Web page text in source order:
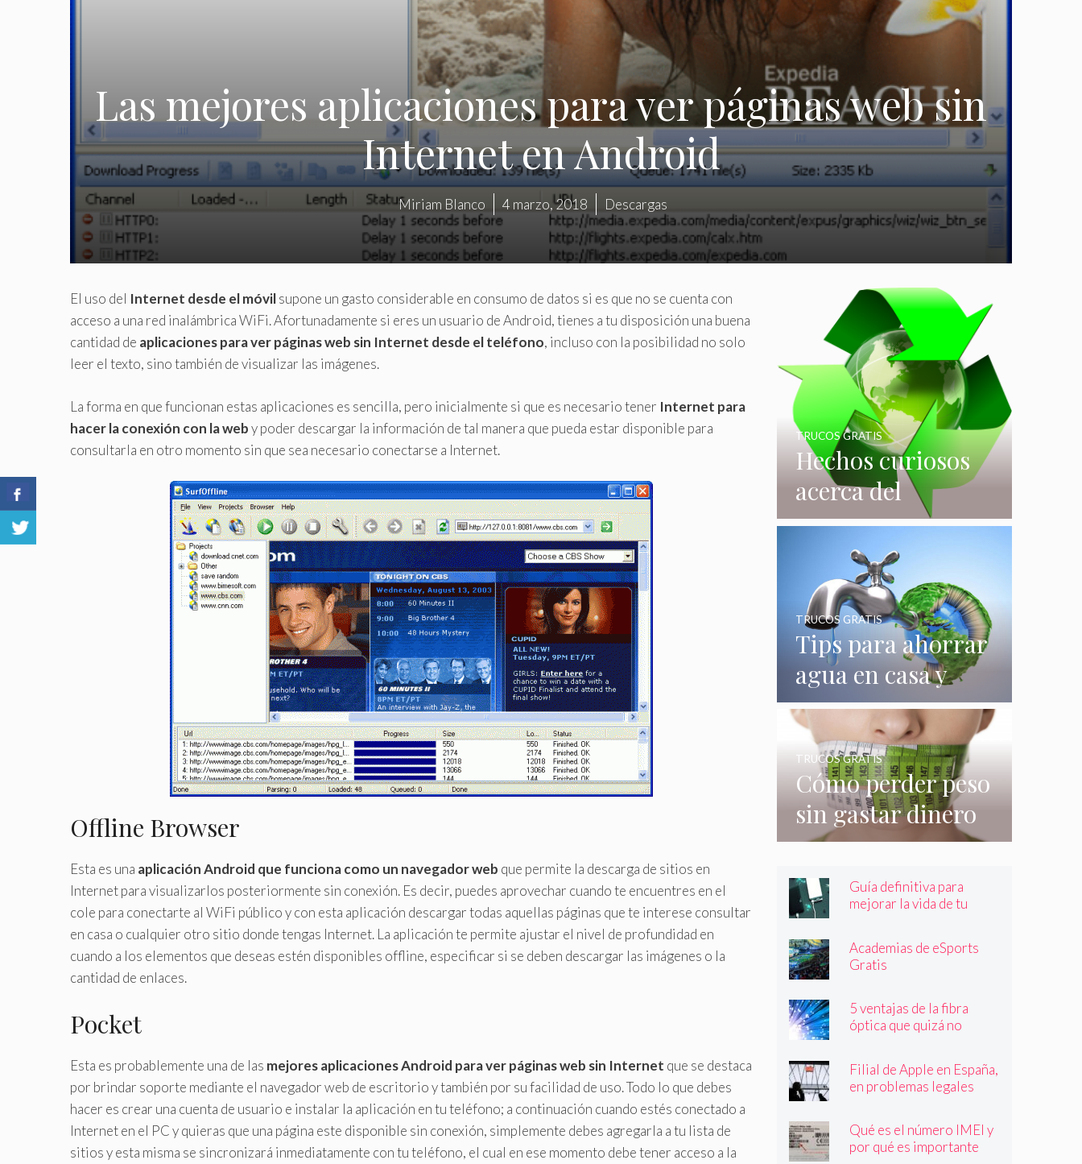
Las mejores aplicaciones para ver páginas web sin
Internet en Android
Miriam Blanco 4 marzo, 2018 Descargas
El uso del Internet desde el móvilsupone un gasto considerable en consumo de datos si es que no se cuenta con
acceso a una red inalámbrica WiFi. Afortunadamente si eres un usuario de Android, tienes a tu disposición una buena
cantidad de aplicaciones para ver páginas web sin Internet desde el teléfono, incluso con la posibilidad no solo
leer el texto, sino también de visualizar las imágenes.
La forma en que funcionan estas aplicaciones es sencilla, pero inicialmente si que es necesario tener Internet para
hacer la conexión con la weby poder descargar la información de tal manera que pueda estar disponible para
consultarla en otro momento sin que sea necesario conectarse a Internet.
Offline Browser
Esta es una aplicación Android que funciona como un navegador web que permite la descarga de sitios en
Internet para visualizarlos posteriormente sin conexión. Es decir, puedes aprovechar cuando te encuentres en el
cole para conectarte al WiFi público y con esta aplicación descargar todas aquellas páginas que te interese consultar
en casa o cualquier otro sitio donde tengas Internet. La aplicación te permite ajustar el nivel de profundidad en
cuando a los elementos que deseas estén disponibles offline, especificar si se deben descargar las imágenes o la
cantidad de enlaces.
Pocket
Esta es probablemente una de las mejores aplicaciones Android para ver páginas web sin Internet que se destaca
por brindar soporte mediante el navegador web de escritorio y también por su facilidad de uso. Todo lo que debes
hacer es crear una cuenta de usuario e instalar la aplicación en tu teléfono; a continuación cuando estés conectado a
Internet en el PC y quieras que una página este disponible sin conexión, simplemente debes agregarla a tu lista de
sitios y esta misma se sincronizará inmediatamente con tu teléfono, el cual en ese momento debe tener acceso a la
Hechos curiosos
acerca del
reciclaje que
quizás no
conocías
TRUCOS GRATIS
Tips para ahorrar
agua en casa y
gastar menos en
su consumo
TRUCOS GRATIS
Cómo perder peso
sin gastar dinero
e incluso sin
hacer nada
TRUCOS GRATIS
Guía definitiva para
mejorar la vida de tu
Academias de eSports
Gratis
5 ventajas de la fibra
óptica que quizá no
Filial de Apple en España,
en problemas legales
Qué es el número IMEI y
por qué es importante